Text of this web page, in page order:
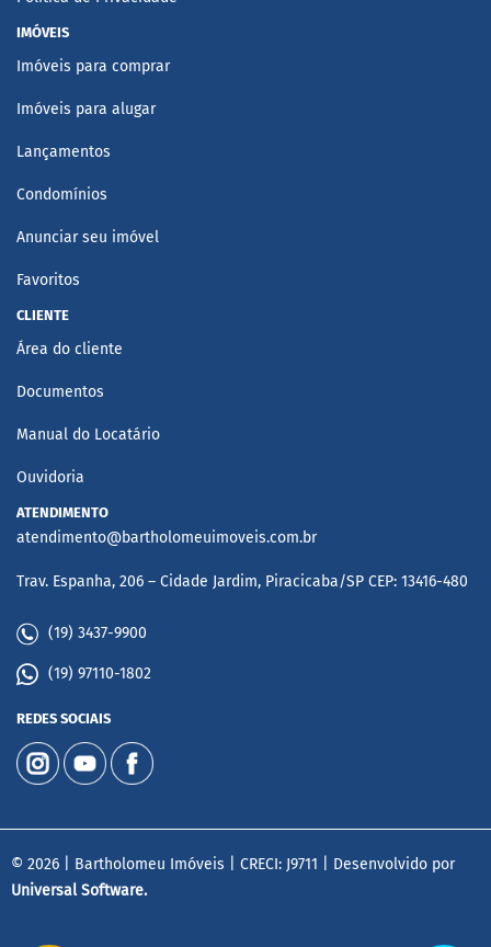
IMÓVEIS
Imóveis para comprar
Imóveis para alugar
Lançamentos
Condomínios
Anunciar seu imóvel
Favoritos
CLIENTE
Área do cliente
Documentos
Manual do Locatário
Ouvidoria
ATENDIMENTO
atendimento@bartholomeuimoveis.com.br
Trav. Espanha, 206 – Cidade Jardim, Piracicaba/SP CEP: 13416-480
(19) 3437-9900
(19) 97110-1802
REDES SOCIAIS
© 2026 | Bartholomeu Imóveis | CRECI: J9711 | Desenvolvido por
Universal Software.